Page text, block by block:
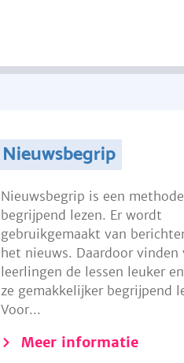
Nieuwsbegrip
Nieuwsbegrip is een
begrijpend lezen. Er wordt
gebruikgemaakt van
het nieuws. Daardoor vinden
leerlingen de lessen leuker
ze gemakkelijker begrijpend
Voor...
Meer informatie